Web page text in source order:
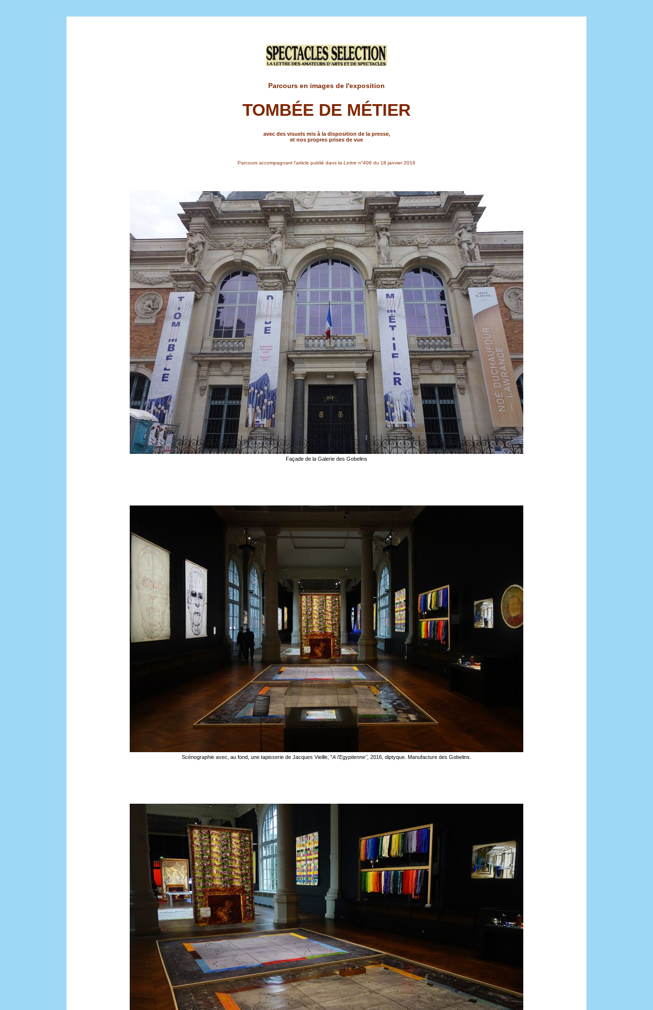
Parcours en images de l'exposition
TOMBÉE DE MÉTIER
avec des visuels mis à la disposition de la presse,
et nos propres prises de vue
Parcours accompagnant l'article publié dans la Lettre n°406 du 18 janvier 2016
Façade de la Galerie des Gobelins
Scénographie avec, au fond, une tapisserie de Jacques Vieille, "A l'Egyptienne", 2016, diptyque. Manufacture des Gobelins.